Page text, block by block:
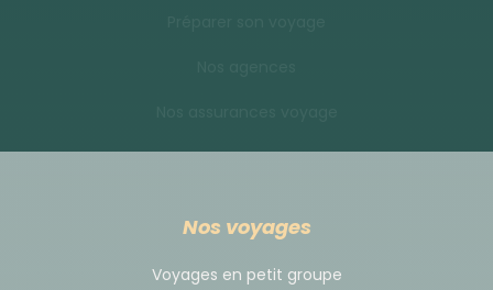
Nos voyages
Voyages en petit groupe